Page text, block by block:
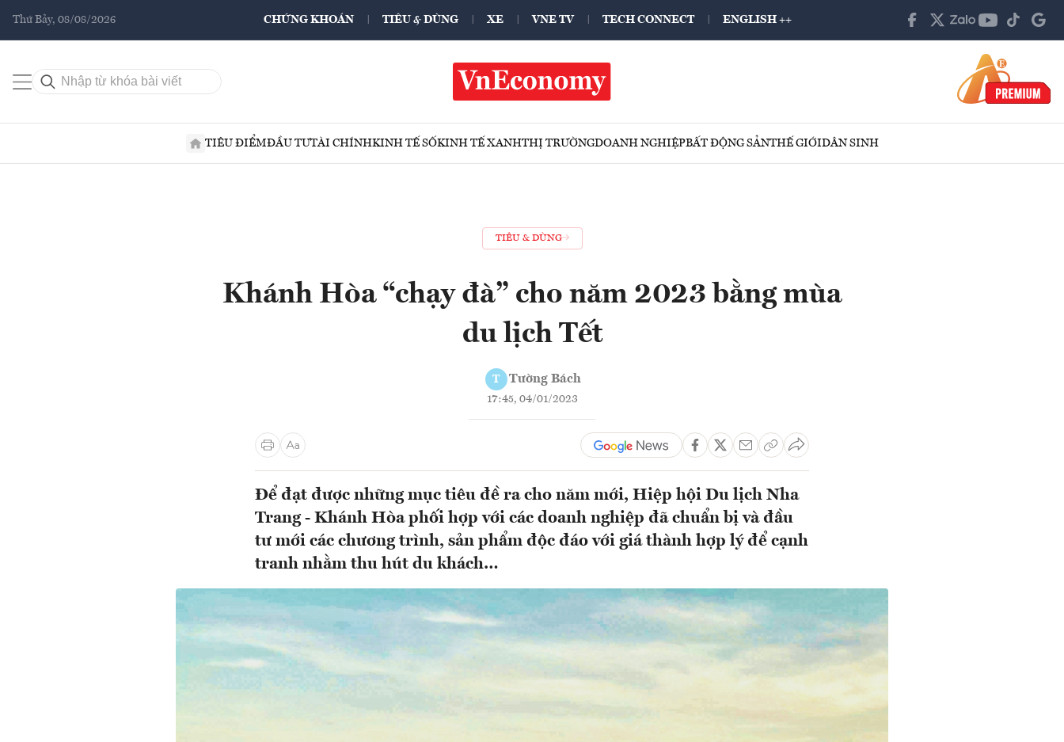
Thứ Bảy, 08/08/2026 CHỨNG KHOÁN TIÊU & DÙNG XE VNE TV TECH CONNECT ENGLISH ++
TIÊU ĐIỂMĐẦU TƯTÀI CHÍNHKINH TẾ SỐKINH TẾ XANHTHỊ TRƯỜNGDOANH NGHIỆPBẤT ĐỘNG SẢNTHẾ GIỚIDÂN SINH
TIÊU & DÙNG
Khánh Hòa “chạy đà” cho năm 2023 bằng mùa
du lịch Tết
T Tường Bách
17:45, 04/01/2023
Để đạt được những mục tiêu đề ra cho năm mới, Hiệp hội Du lịch Nha
Trang - Khánh Hòa phối hợp với các doanh nghiệp đã chuẩn bị và đầu
tư mới các chương trình, sản phẩm độc đáo với giá thành hợp lý để cạnh
tranh nhằm thu hút du khách…